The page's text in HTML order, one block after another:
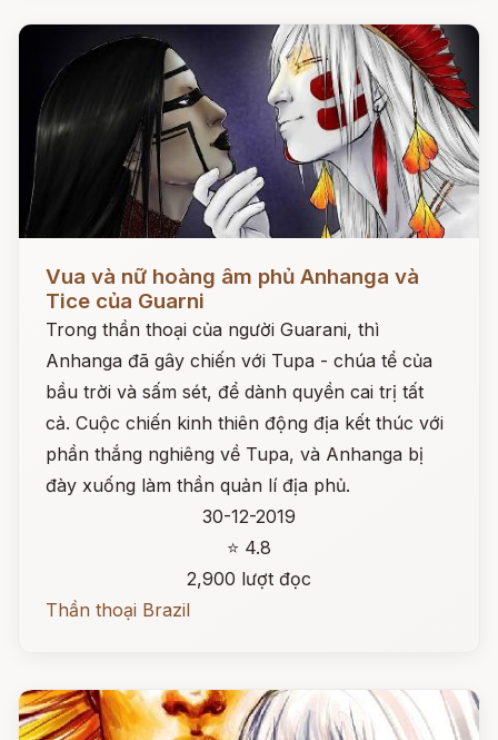
Vua và nữ hoàng âm phủ Anhanga và
Tice của Guarni
Trong thần thoại của người Guarani, thì
Anhanga đã gây chiến với Tupa - chúa tể của
bầu trời và sấm sét, để dành quyền cai trị tất
cả. Cuộc chiến kinh thiên động địa kết thúc với
phần thắng nghiêng về Tupa, và Anhanga bị
đày xuống làm thần quản lí địa phủ.
30-12-2019
⭐ 4.8
2,900 lượt đọc
Thần thoại Brazil